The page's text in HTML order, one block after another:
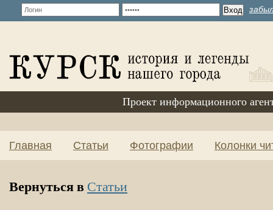
Проект информационного
Главная Статьи Фотографии Колонки
Вернуться в Статьи